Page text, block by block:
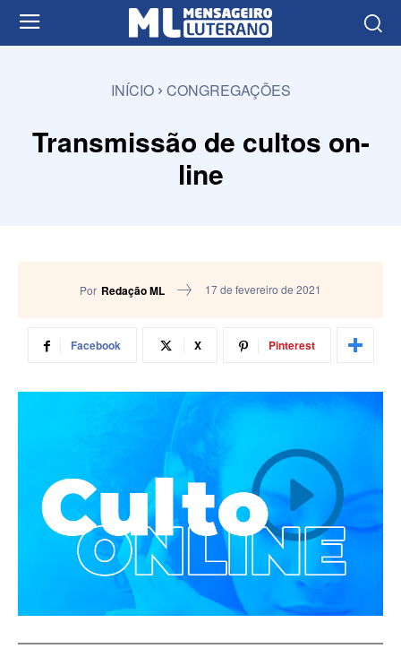
INÍCIO CONGREGAÇÕES
Transmissão de cultos on-
line
Por Redação ML 17 de fevereiro de 2021
Facebook X Pinterest